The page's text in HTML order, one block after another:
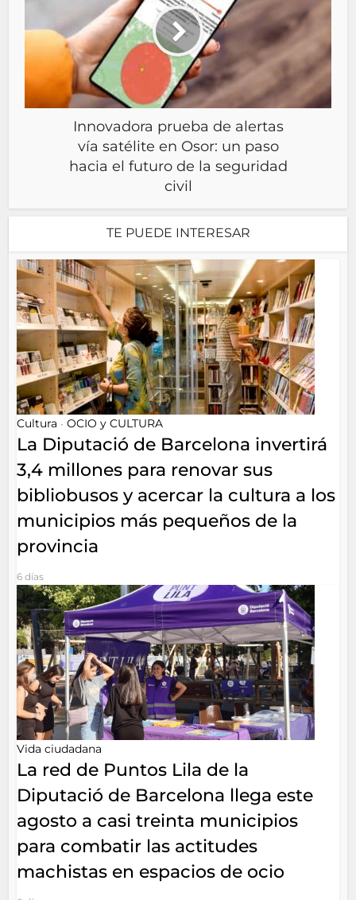
Innovadora prueba de alertas
vía satélite en Osor: un paso
hacia el futuro de la seguridad
civil
TE PUEDE INTERESAR
Cultura • OCIO y CULTURA
La Diputació de Barcelona invertirá
3,4 millones para renovar sus
bibliobusos y acercar la cultura a los
municipios más pequeños de la
provincia
6 días
Vida ciudadana
La red de Puntos Lila de la
Diputació de Barcelona llega este
agosto a casi treinta municipios
para combatir las actitudes
machistas en espacios de ocio